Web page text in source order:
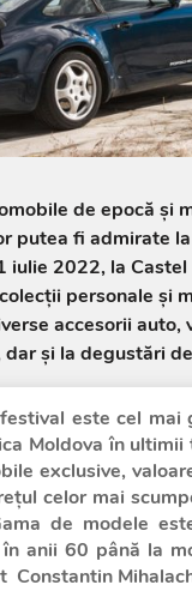
de epocă și
putea fi admirate
iulie 2022, la
personale și
accesorii
și la degustări
este cel
Moldova în
exclusive,
celor mai
de modele
anii 60 până la
Constantin